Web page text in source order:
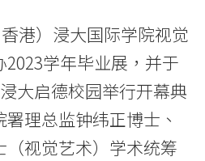
香港）浸大国际学院视觉
学年毕业展，并于
大启德校园举行开幕典
理总监钟纬正博士、
视觉艺术）学术统筹